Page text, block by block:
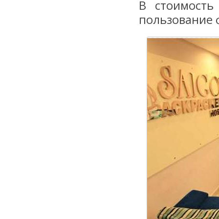
В
пользование